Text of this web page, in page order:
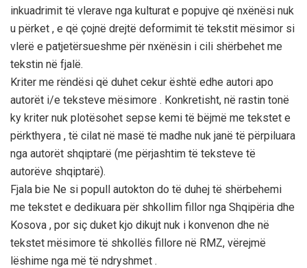
inkuadrimit të vlerave nga kulturat e popujve që nxënësi nuk
u përket , e që çojnë drejtë deformimit të tekstit mësimor si
vlerë e patjetërsueshme për nxënësin i cili shërbehet me
tekstin në fjalë.
Kriter me rëndësi që duhet cekur është edhe autori apo
autorët i/e teksteve mësimore . Konkretisht, në rastin tonë
ky kriter nuk plotësohet sepse kemi të bëjmë me tekstet e
përkthyera , të cilat në masë të madhe nuk janë të përpiluara
nga autorët shqiptarë (me përjashtim të teksteve të
autorëve shqiptarë).
Fjala bie Ne si popull autokton do të duhej të shërbehemi
me tekstet e dedikuara për shkollim fillor nga Shqipëria dhe
Kosova , por siç duket kjo dikujt nuk i konvenon dhe në
tekstet mësimore të shkollës fillore në RMZ, vërejmë
lëshime nga më të ndryshmet .